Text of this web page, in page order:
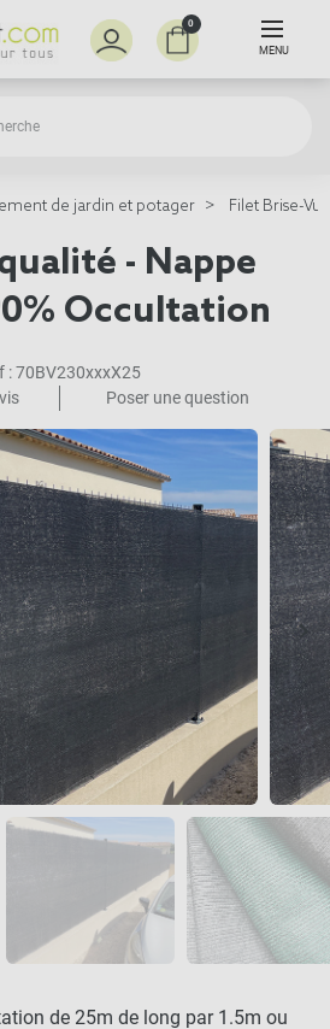
0
MENU
de jardin et potager Filet Brise-Vue
- Nappe
Occultation
:70BV230xxxX25
Poser une question
keyboard_arrow_right
de 25m de long par 1.5m ou